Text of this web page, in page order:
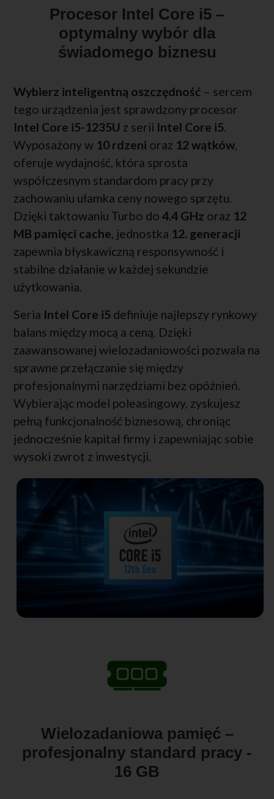
Procesor Intel Core i5 –
optymalny wybór dla
świadomego biznesu
Wybierz inteligentną oszczędność – sercem
tego urządzenia jest sprawdzony procesor
Intel Core i5-1235U z serii Intel Core i5.
Wyposażony w 10 rdzeni oraz 12 wątków,
oferuje wydajność, która sprosta
współczesnym standardom pracy przy
zachowaniu ułamka ceny nowego sprzętu.
Dzięki taktowaniu Turbo do 4.4 GHz oraz 12
MB pamięci cache, jednostka 12. generacji
zapewnia błyskawiczną responsywność i
stabilne działanie w każdej sekundzie
użytkowania.
Seria Intel Core i5 definiuje najlepszy rynkowy
balans między mocą a ceną. Dzięki
zaawansowanej wielozadaniowości pozwala na
sprawne przełączanie się między
profesjonalnymi narzędziami bez opóźnień.
Wybierając model poleasingowy, zyskujesz
pełną funkcjonalność biznesową, chroniąc
jednocześnie kapitał firmy i zapewniając sobie
wysoki zwrot z inwestycji.
Wielozadaniowa pamięć –
profesjonalny standard pracy -
16 GB